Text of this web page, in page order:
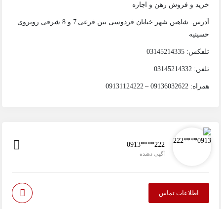
خرید و فروش رهن و اجاره
آدرس: شاهین شهر خیابان فردوسی بین فرعی 7 و 8 شرقی روبروی
حسینیه
تلفکس: 03145214335
تلفن: 03145214332
همراه: 09136032622 – 09131124222
0913****222
آگهی دهنده
اطلاعات تماس